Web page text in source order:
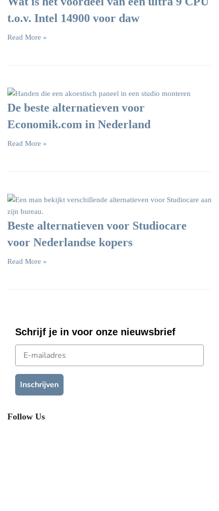
t.o.v. Intel 14900 voor daw
Read More »
De beste alternatieven voor
Economik.com in Nederland
Read More »
Beste alternatieven voor Studiocare
voor Nederlandse kopers
Read More »
Schrijf je in voor onze nieuwsbrief
E-mailadres
Inschrijven
Follow Us